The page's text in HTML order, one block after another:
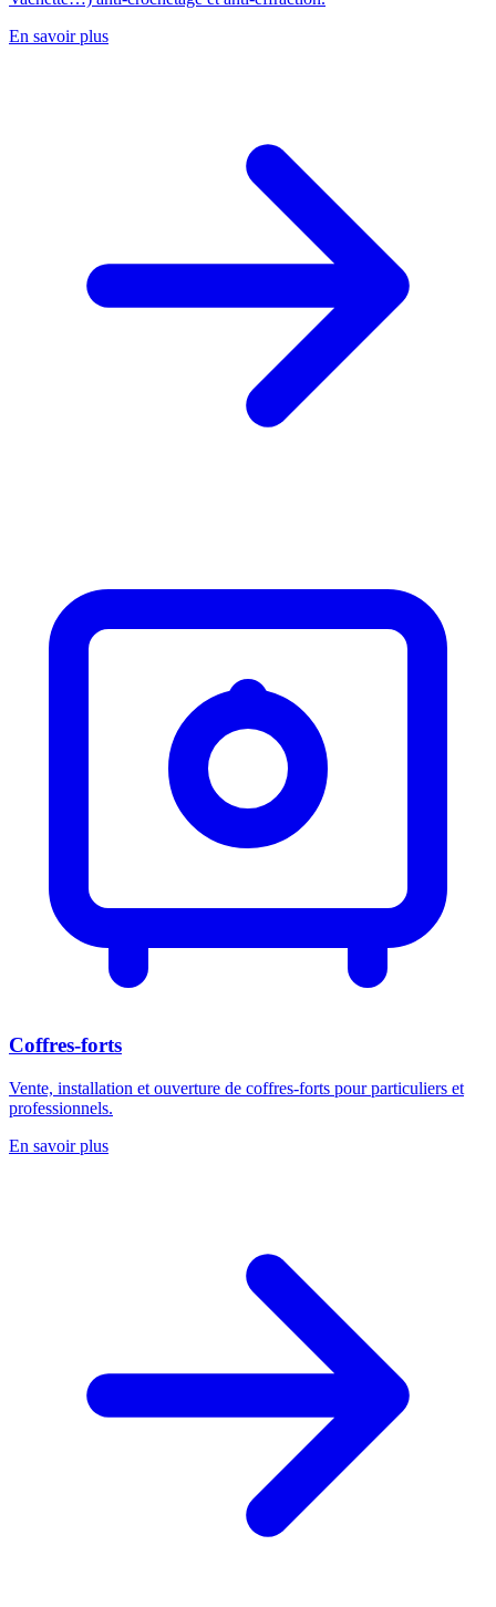
En savoir plus
Coffres-forts
Vente, installation et ouverture de coffres-forts pour particuliers et
professionnels.
En savoir plus